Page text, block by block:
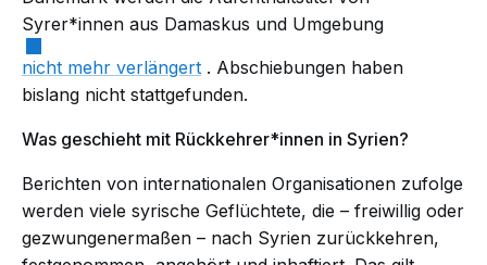
Syrer*innen aus Damaskus und Umgebung
nicht mehr verlängert . Abschiebungen haben
bislang nicht stattgefunden.
Was geschieht mit Rückkehrer*innen in Syrien?
Berichten von internationalen Organisationen zufolge
werden viele syrische Geflüchtete, die – freiwillig oder
gezwungenermaßen – nach Syrien zurückkehren,